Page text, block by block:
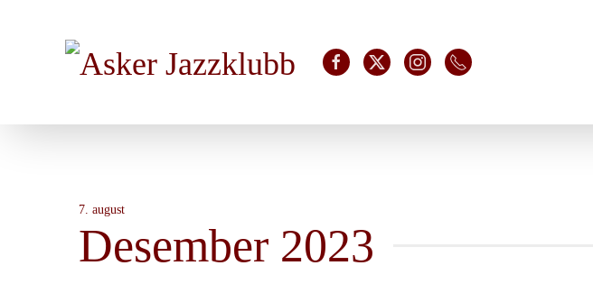
Skip to main content
7. august
Desember 2023